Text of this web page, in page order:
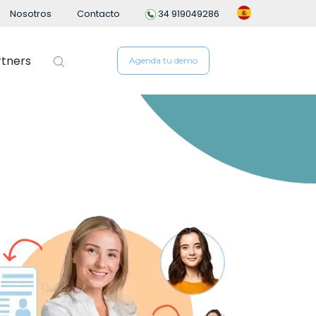
Nosotros Contacto 34 919049286
de empleados
del Desempeño
Gastos
Flexible
People Analytics
Agenda tu demo